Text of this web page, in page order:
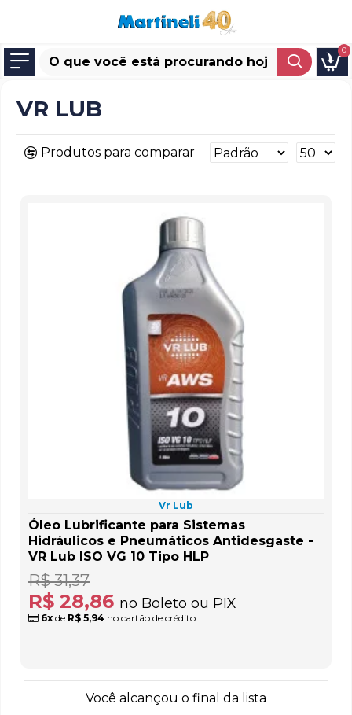
0
VR LUB
Produtos para comparar
Vr Lub
Óleo Lubrificante para Sistemas
Hidráulicos e Pneumáticos Antidesgaste -
VR Lub ISO VG 10 Tipo HLP
R$ 28,86 no Boleto ou PIX
R$ 31,37
6x de R$ 5,94 no cartão de crédito
Você alcançou o final da lista